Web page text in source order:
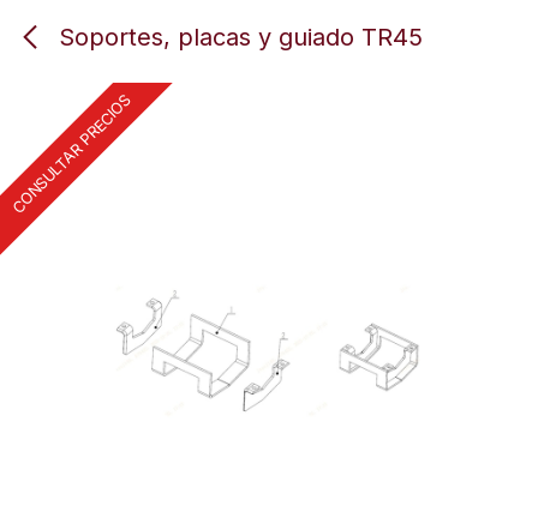
Soportes, placas y guiado TR45
CONSULTAR PRECIOS